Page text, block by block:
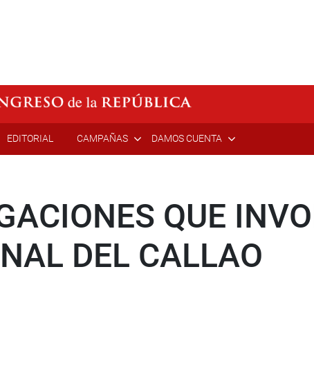
EDITORIAL CAMPAÑAS DAMOS CUENTA
QUE
DEL CALLAO